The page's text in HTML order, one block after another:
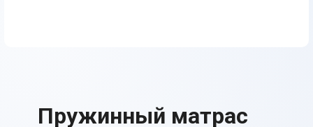
Пружинный матрас